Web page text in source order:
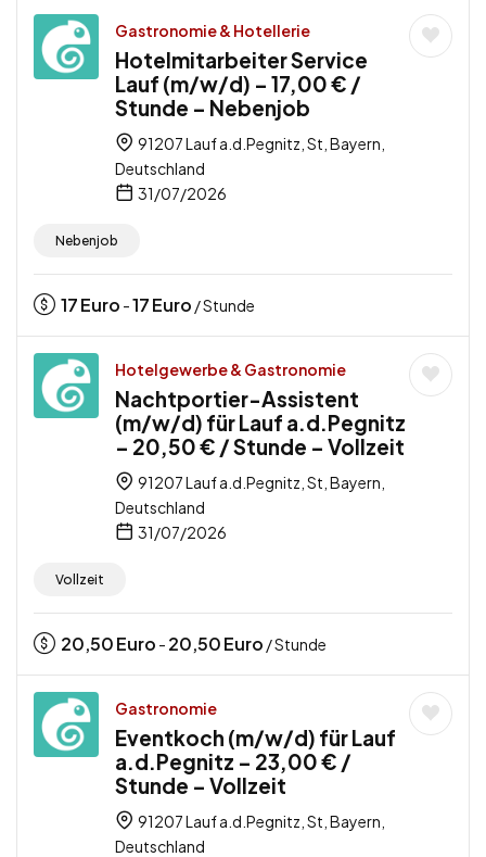
Gastronomie & Hotellerie
Hotelmitarbeiter Service
Lauf (m/w/d) – 17,00 € /
Stunde – Nebenjob
91207 Lauf a.d.Pegnitz, St, Bayern,
Deutschland
31/07/2026
Nebenjob
17Euro -17Euro / Stunde
Hotelgewerbe & Gastronomie
Nachtportier-Assistent
(m/w/d) für Lauf a.d.Pegnitz
– 20,50 € / Stunde – Vollzeit
91207 Lauf a.d.Pegnitz, St, Bayern,
Deutschland
31/07/2026
Vollzeit
20,50Euro - 20,50Euro / Stunde
Gastronomie
Eventkoch (m/w/d) für Lauf
a.d.Pegnitz – 23,00 € /
Stunde – Vollzeit
91207 Lauf a.d.Pegnitz, St, Bayern,
Deutschland